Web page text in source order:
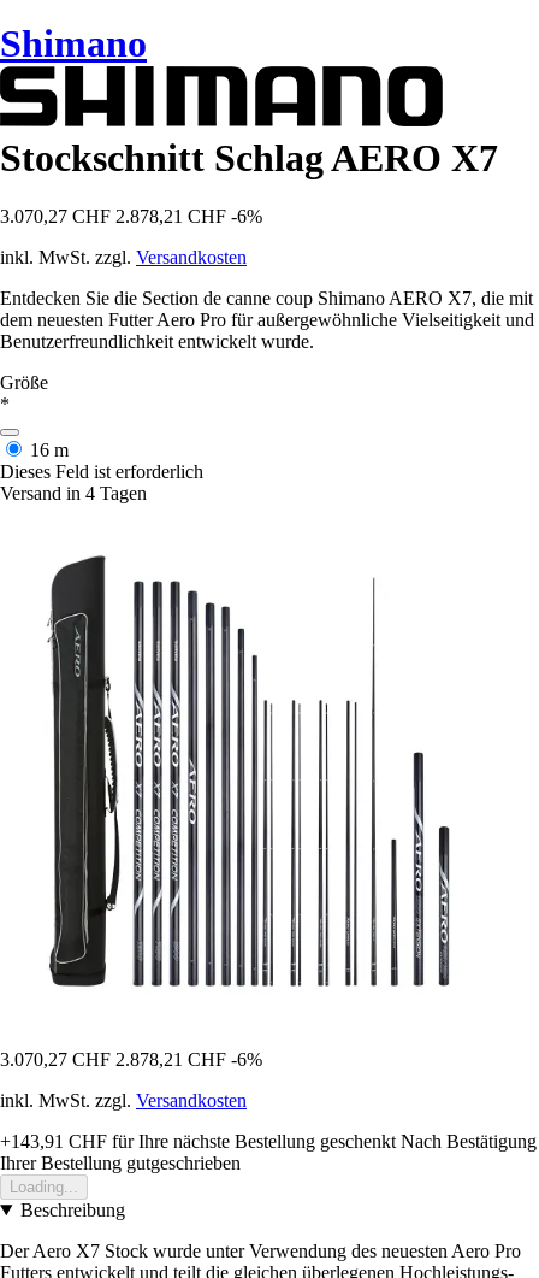
Shimano
Stockschnitt Schlag AERO X7
3.070,27 CHF 2.878,21 CHF -6%
inkl. MwSt. zzgl. Versandkosten
Entdecken Sie die Section de canne coup Shimano AERO X7, die mit
dem neuesten Futter Aero Pro für außergewöhnliche Vielseitigkeit und
Benutzerfreundlichkeit entwickelt wurde.
Größe
*
16 m
Dieses Feld ist erforderlich
Versand in 4 Tagen
3.070,27 CHF 2.878,21 CHF -6%
inkl. MwSt. zzgl. Versandkosten
+143,91 CHF für Ihre nächste Bestellung geschenkt Nach Bestätigung
Ihrer Bestellung gutgeschrieben
Loading...
Beschreibung
Der Aero X7 Stock wurde unter Verwendung des neuesten Aero Pro
Futters entwickelt und teilt die gleichen überlegenen Hochleistungs-